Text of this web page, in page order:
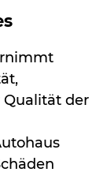
Qualität der